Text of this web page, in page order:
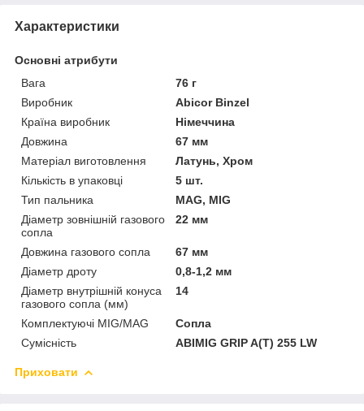
Характеристики
Основні атрибути
Вага
76 г
Виробник
Abicor Binzel
Країна виробник
Німеччина
Довжина
67 мм
Матеріал виготовлення
Латунь, Хром
Кількість в упаковці
5 шт.
Тип пальника
MAG, MIG
Діаметр зовнішній газового
сопла
22 мм
Довжина газового сопла
67 мм
Діаметр дроту
0,8-1,2 мм
Діаметр внутрішній конуса
газового сопла (мм)
14
Комплектуючі MIG/MAG
Сопла
Сумісність
ABIMIG GRIP A(T) 255 LW
Приховати